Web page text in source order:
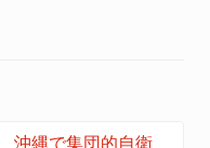
沖縄で集団的自衛